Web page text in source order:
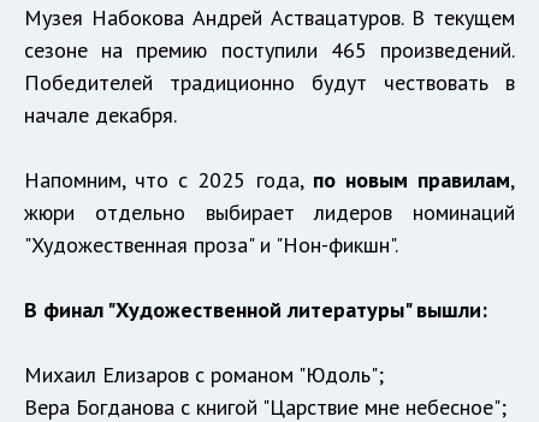
Музея Набокова Андрей Аствацатуров. В текущем
сезоне на премию поступили 465 произведений.
Победителей традиционно будут чествовать в
начале декабря.
Напомним, что с 2025 года, по новым правилам,
жюри отдельно выбирает лидеров номинаций
"Художественная проза" и "Нон-фикшн".
В финал "Художественной литературы" вышли:
Михаил Елизаров с романом "Юдоль";
Вера Богданова с книгой "Царствие мне небесное";